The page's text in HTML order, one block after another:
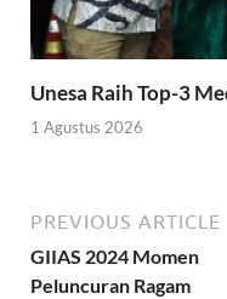
Unesa Raih Top-3
1 Agustus 2026
PREVIOUS ARTICLE
GIIAS 2024 Momen
Peluncuran Ragam